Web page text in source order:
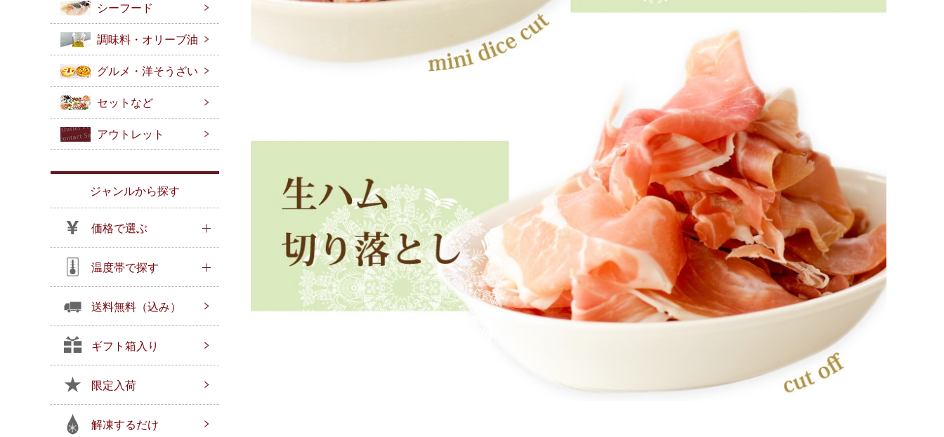
シーフード
調味料・オリーブ油
グルメ・洋そうざい
セットなど
アウトレット
ジャンルから探す
価格で選ぶ
温度帯で探す
送料無料（込み）
ギフト箱入り
限定入荷
解凍するだけ